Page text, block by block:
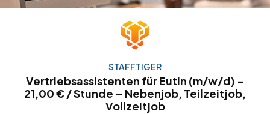
STAFFTIGER
Vertriebsassistenten für Eutin (m/w/d) –
21,00 € / Stunde – Nebenjob, Teilzeitjob,
Vollzeitjob